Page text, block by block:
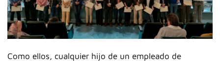
Como ellos, cualquier hijo de un empleado de